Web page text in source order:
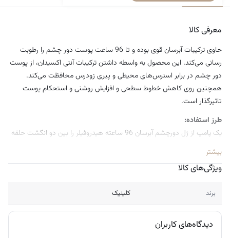
معرفی کالا
حاوی ترکیبات آبرسان قوی بوده و تا 96 ساعت پوست دور چشم را رطوبت
رسانی می‌کند. این محصول به واسطه داشتن ترکیبات آنتی اکسیدان، از پوست
دور چشم در برابر استرس‌های محیطی و پیری زودرس محافظت می‌کند.
همچنین روی کاهش خطوط سطحی و افزایش روشنی و استحکام پوست
تاثیرگذار است.
طرز استفاده:
یک پامپ از ژل دورچشم آبرسان 96 ساعته هیدروفیلر را بین دو انگشت حلقه
جذب آن بهتر و راحت تر صورت پذیرد. این محصول دارای بافتی بسیار سبک و
ژلی است که میتوان از آن به عنوان بیس میکاپ ، سرم دور چشم و همچنین
بیشتر
ویژگی‌های کالا
برند کلینیک
دیدگاه‌های کاربران